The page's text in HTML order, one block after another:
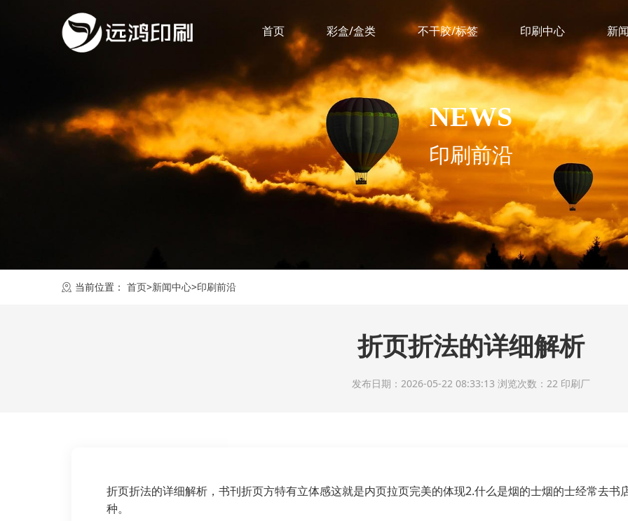
首页 彩盒/盒类 不干胶/标签 印刷中心 新
NEWS
印刷前沿
当前位置： 首页>新闻中心>印刷前沿
折页折法的详细解析
发布日期：2026-05-22 08:33:13 浏览次数：22 印刷厂
折页折法的详细解析，书刊折页方特有立体感这就是内页拉页完美的体现2.什么是烟的士烟的士经常去
种。